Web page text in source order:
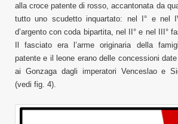
alla croce patente di rosso, accantonata da
tutto uno scudetto inquartato: nel I° e nel
d’argento con coda bipartita, nel II° e nel III°
Il fasciato era l’arme originaria della
patente e il leone erano delle concessioni
ai Gonzaga dagli imperatori Venceslao e
(vedi fig. 4).